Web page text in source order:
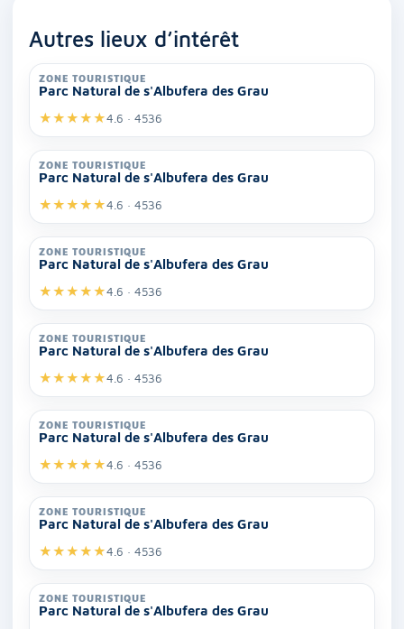
Autres lieux d’intérêt
ZONE TOURISTIQUE
Parc Natural de s'Albufera des Grau
★★★★★4.6 · 4536
ZONE TOURISTIQUE
Parc Natural de s'Albufera des Grau
★★★★★4.6 · 4536
ZONE TOURISTIQUE
Parc Natural de s'Albufera des Grau
★★★★★4.6 · 4536
ZONE TOURISTIQUE
Parc Natural de s'Albufera des Grau
★★★★★4.6 · 4536
ZONE TOURISTIQUE
Parc Natural de s'Albufera des Grau
★★★★★4.6 · 4536
ZONE TOURISTIQUE
Parc Natural de s'Albufera des Grau
★★★★★4.6 · 4536
ZONE TOURISTIQUE
Parc Natural de s'Albufera des Grau